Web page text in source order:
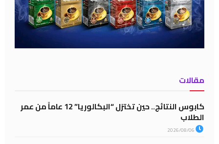
مقالات
كابوس النتائج.. حين تختزل “البكالوريا” 12 عاماً من عمر
الطلاب